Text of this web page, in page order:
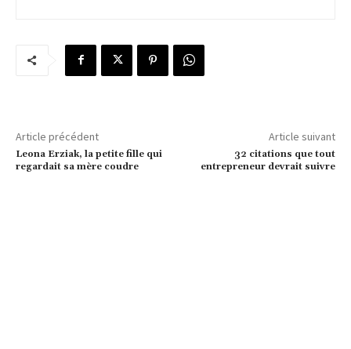
Article précédent
Leona Erziak, la petite fille qui
regardait sa mère coudre
Article suivant
32 citations que tout
entrepreneur devrait suivre